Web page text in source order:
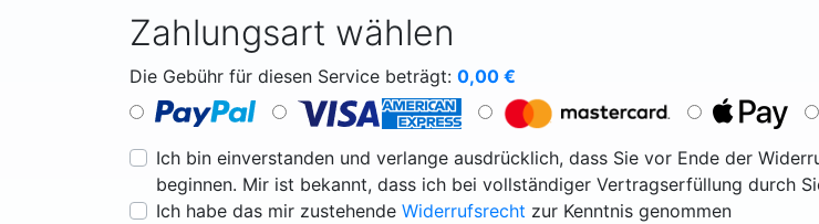
Zahlungsart wählen
Die Gebühr für diesen Service beträgt: 0,00 €
Ich bin einverstanden und verlange ausdrücklich, dass Sie vor Ende der
beginnen. Mir ist bekannt, dass ich bei vollständiger Vertragserfüllung durch
Ich habe das mir zustehende Widerrufsrecht zur Kenntnis genommen